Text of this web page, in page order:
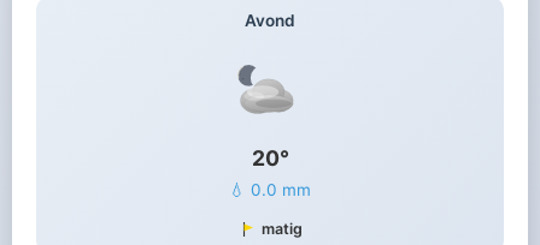
Avond
20°
💧 0.0 mm
matig